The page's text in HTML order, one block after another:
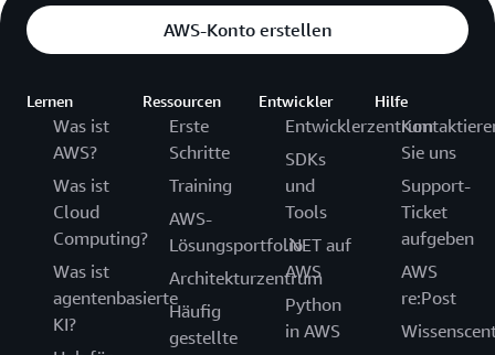
AWS-Konto erstellen
Lernen
Was ist
AWS?
Was ist
Cloud
Computing?
Was ist
agentenbasierte
KI?
Ressourcen
Erste
Schritte
Training
AWS-
Lösungsportfolio
Architekturzentrum
Häufig
gestellte
Entwickler
Entwicklerzentrum
SDKs
und
Tools
.NET auf
AWS
Python
in AWS
Hilfe
Sie uns
Support-
Ticket
aufgeben
AWS
re:Post